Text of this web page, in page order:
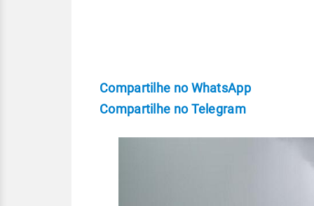
Compartilhe no WhatsApp
Compartilhe no Telegram